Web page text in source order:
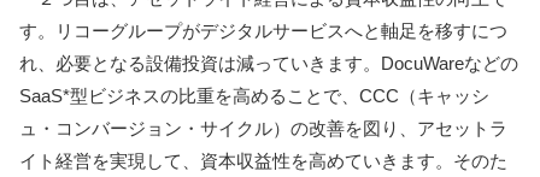
す。リコーグループがデジタルサービスへと軸足を移すにつ
れ、必要となる設備投資は減っていきます。DocuWareなどの
SaaS*型ビジネスの比重を高めることで、CCC（キャッシ
ュ・コンバージョン・サイクル）の改善を図り、アセットラ
イト経営を実現して、資本収益性を高めていきます。そのた